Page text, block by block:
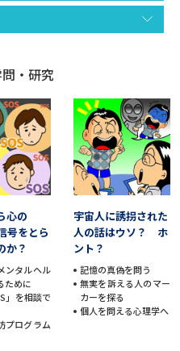
（高2生用）
る
実施プログラムから探す
夢ナビライブ
・研究
心の
号をとら
か？
ンタルヘル
ために
」を相談で
プログラム
宇宙人に誘拐された
人の話はウソ？ ホ
ント？
記憶の真偽を問う
無実を訴える人のマー
カーを探る
個人を問える心理学へ